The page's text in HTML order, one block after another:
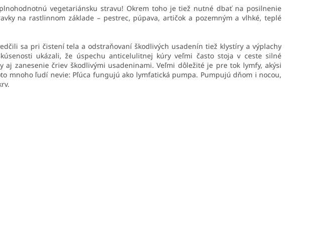
vegetariánsku stravu! Okrem toho je tiež nutné dbať na posilnenie
na rastlinnom základe – pestrec, púpava, artičok a pozemným a vlhké, teplé
sa pri čistení tela a odstraňovaní škodlivých usadenín tiež klystíry a výplachy
ukázali, že úspechu anticelulitnej kúry veľmi často stoja v ceste silné
aj zanesenie čriev škodlivými usadeninami. Veľmi dôležité je pre tok lymfy, akýsi
mnoho ľudí nevie: Pľúca fungujú ako lymfatická pumpa. Pumpujú dňom i nocou,